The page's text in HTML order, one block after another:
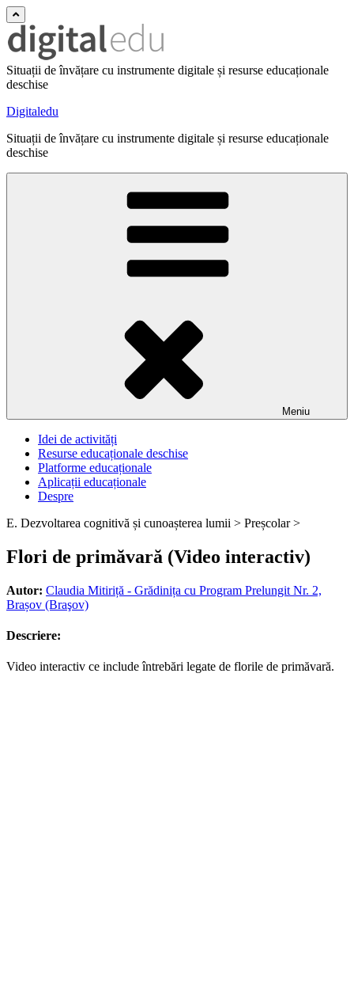
Situații de învățare cu instrumente digitale și resurse educaționale
deschise
Digitaledu
Situații de învățare cu instrumente digitale și resurse educaționale
deschise
Meniu
Idei de activități
Resurse educaționale deschise
Platforme educaționale
Aplicații educaționale
Despre
E. Dezvoltarea cognitivă și cunoașterea lumii > Preșcolar >
Flori de primăvară (Video interactiv)
Autor: Claudia Mitiriță - Grădinița cu Program Prelungit Nr. 2,
Brașov (Braşov)
Descriere:
Video interactiv ce include întrebări legate de florile de primăvară.